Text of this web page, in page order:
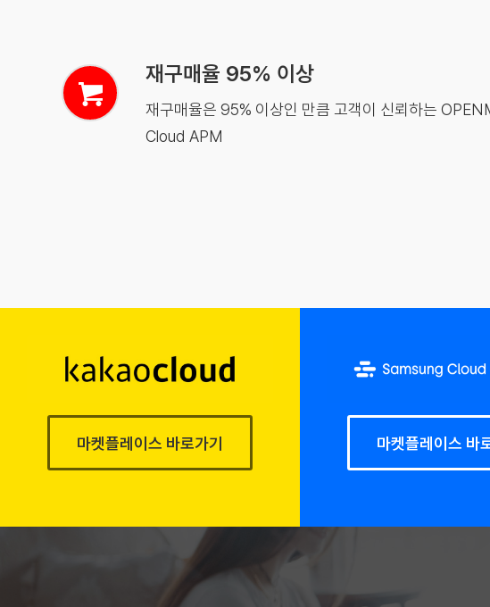
재구매율 95% 이상
재구매율은 95% 이상인 만큼 고객이 신뢰하는
Cloud APM
마켓플레이스 바로가기 마켓플레이스 바